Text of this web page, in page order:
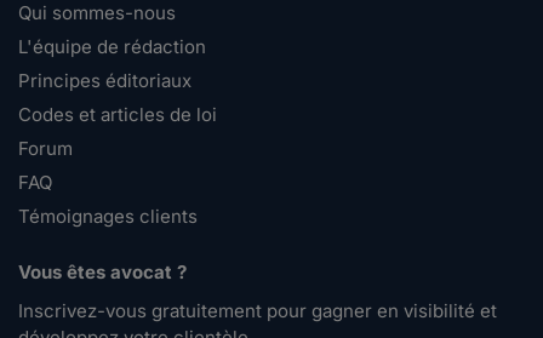
Qui sommes-nous
L'équipe de rédaction
Principes éditoriaux
Codes et articles de loi
Forum
FAQ
Témoignages clients
Vous êtes avocat ?
Inscrivez-vous gratuitement pour gagner en visibilité et